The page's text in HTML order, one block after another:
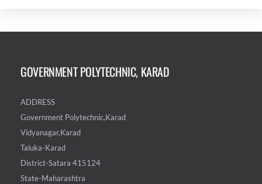
GOVERNMENT POLYTECHNIC, KARAD
ADDRESS
Government Polytechnic,Karad
Vidyanagar,Karad
Taluka-Karad
District-Satara 415124
State-Maharashtra